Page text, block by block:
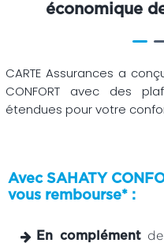
économique
CARTE Assurances a
CONFORT avec des
étendues pour votre
Avec SAHATY
vous rembourse* :
En complément